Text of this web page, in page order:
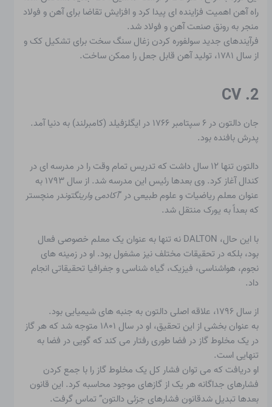
راه آهن اهمیت فزاینده ای پیدا کرد و افزایش تقاضا برای آهن و فولاد
منجر به رونق صنعت آهن و فولاد شد.
فرآیندهای جدید سولفوره کردن زغال سنگ سخت برای تشکیل کک و
از سال ۱۷۸۱، تولید آهن قابل جعل را ممکن ساخت.
2. CV
جان دالتون
در ۶ سپتامبر ۱۷۶۶ در ایگلزفیلد (کامبرلند) به دنیا آمد.
پدرش بافنده بود.
دالتون تنها ۱۲ سال داشت که تدریس تمام وقت را در مدرسه ای در
کندال آغاز کرد. وی بعدها رئیس این مدرسه شد. از سال ۱۷۹۳ به
عنوان معلم ریاضیات و علوم طبیعی در “آکادمی وارینگتوندر منچستر
که بعداً به یورک منتقل شد.
با این حال، DALTON نه تنها به عنوان یک معلم خصوصی فعال
بود، بلکه در تحقیقات مختلف نیز مشغول بود. او در زمینه های
نجوم، هواشناسی، فیزیک، گیاه شناسی و جغرافیا تحقیقاتی انجام
داد.
از سال ۱۷۹۶، علاقه اصلی دالتون به جنبه های شیمیایی بود.
به عنوان بخشی از این تحقیق، او در سال ۱۸۰۱ متوجه شد که هر گاز
در یک مخلوط گاز در فضا طوری رفتار می کند که گویی در فضا به
تنهایی است.
او دریافت که می توان فشار کل یک مخلوط گاز را با جمع کردن
فشارهای جداگانه هر یک از گازهای موجود محاسبه کرد. این قانون
بعدها تبدیل شدقانون فشارهای جزئی دالتون” تماس گرفت.